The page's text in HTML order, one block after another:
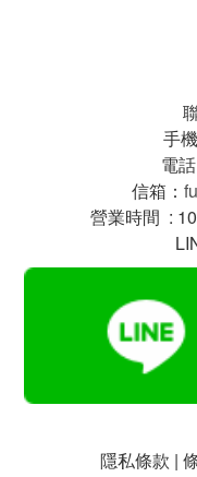
手
電
信箱：
營業時間 :
隱私條款 |